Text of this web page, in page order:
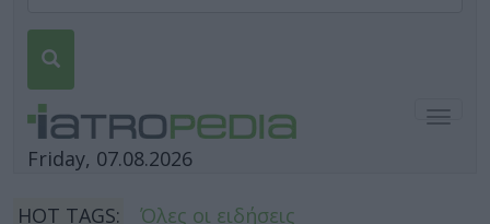
Friday, 07.08.2026
HOT TAGS:
Όλες οι ειδήσεις